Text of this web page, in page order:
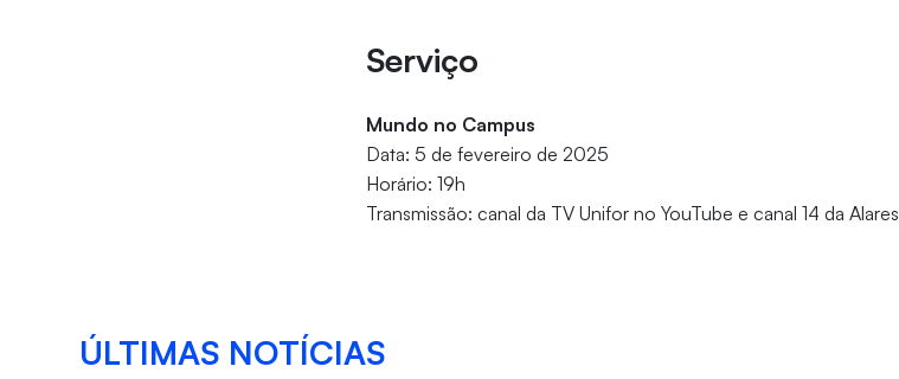
Serviço
Mundo no Campus
Data: 5 de fevereiro de 2025
Horário: 19h
Transmissão: canal da TV Unifor no YouTube e canal 14 da Alares
ÚLTIMAS NOTÍCIAS